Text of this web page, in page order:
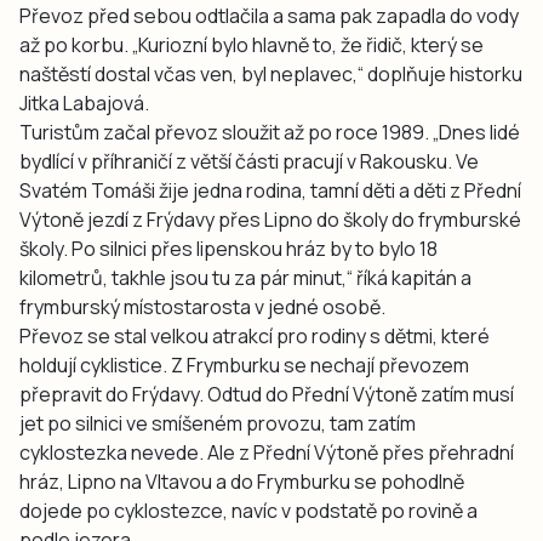
Převoz před sebou odtlačila a sama pak zapadla do vody
až po korbu. „Kuriozní bylo hlavně to, že řidič, který se
naštěstí dostal včas ven, byl neplavec,“ doplňuje historku
Jitka Labajová.
Turistům začal převoz sloužit až po roce 1989. „Dnes lidé
bydlící v příhraničí z větší části pracují v Rakousku. Ve
Svatém Tomáši žije jedna rodina, tamní děti a děti z Přední
Výtoně jezdí z Frýdavy přes Lipno do školy do frymburské
školy. Po silnici přes lipenskou hráz by to bylo 18
kilometrů, takhle jsou tu za pár minut,“ říká kapitán a
frymburský místostarosta v jedné osobě.
Převoz se stal velkou atrakcí pro rodiny s dětmi, které
holdují cyklistice. Z Frymburku se nechají převozem
přepravit do Frýdavy. Odtud do Přední Výtoně zatím musí
jet po silnici ve smíšeném provozu, tam zatím
cyklostezka nevede. Ale z Přední Výtoně přes přehradní
hráz, Lipno na Vltavou a do Frymburku se pohodlně
dojede po cyklostezce, navíc v podstatě po rovině a